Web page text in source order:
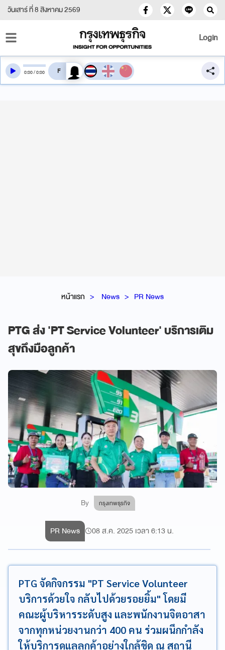
วันเสาร์ ที่ 8 สิงหาคม 2569
Login
หน้าแรก News PR News
PTG ส่ง 'PT Service Volunteer' บริการเติม
สุขถึงมือลูกค้า
By กรุงเทพธุรกิจ
0:00/0:00 สลับเสียงอ่าน
PR News 08 ส.ค. 2025 เวลา 6:13 น.
PTG จัดกิจกรรม "PT Service Volunteer
บริการด้วยใจ กลับไปด้วยรอยยิ้ม" โดยมี
คณะผู้บริหารระดับสูง และพนักงานจิตอาสา
จากทุกหน่วยงานกว่า 400 คน ร่วมผนึกกำลัง
ให้บริการดูแลลูกค้าอย่างใกล้ชิด ณ สถานี